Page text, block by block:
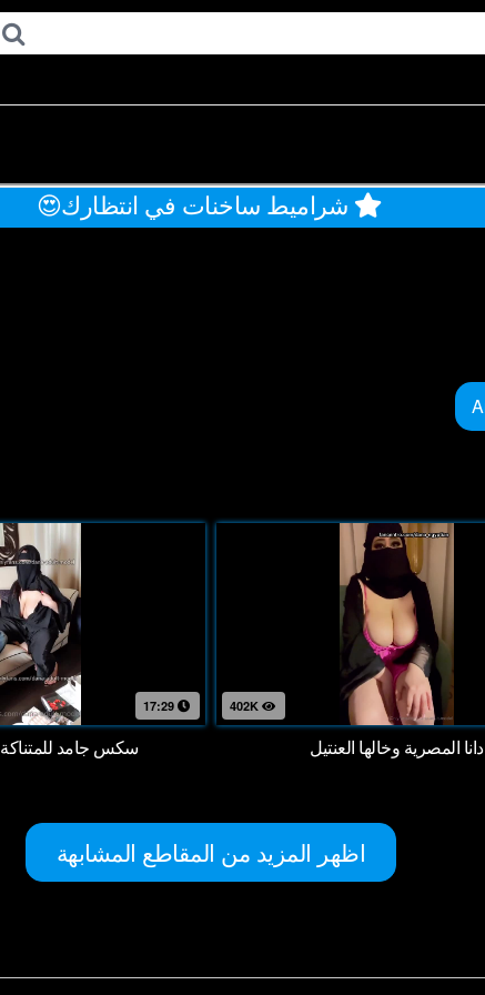
شراميط ساخنات في انتظارك😍
17:29
سكس جامد للمتناكة دانا المصرية وخالها العنتيل
اظهر المزيد من المقاطع المشابهة